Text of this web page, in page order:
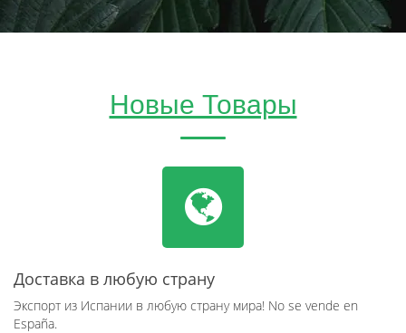
Новые Товары
Доставка в любую страну
Экспорт из Испании в любую страну мира! No se vende en
España.